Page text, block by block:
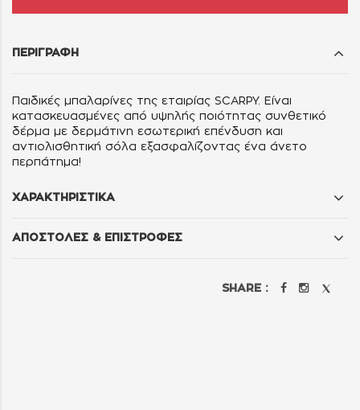
ΠΕΡΙΓΡΑΦΗ
Παιδικές μπαλαρίνες της εταιρίας SCARPY. Είναι
κατασκευασμένες από υψηλής ποιότητας συνθετικό
δέρμα με δερμάτινη εσωτερική επένδυση και
αντιολισθητική σόλα εξασφαλίζοντας ένα άνετο
περπάτημα!
ΧΑΡΑΚΤΗΡΙΣΤΙΚΑ
ΑΠΟΣΤΟΛΕΣ & ΕΠΙΣΤΡΟΦΕΣ
SHARE :